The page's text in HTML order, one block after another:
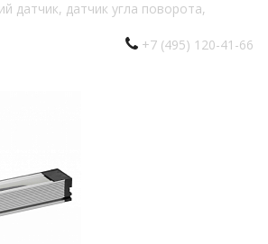
+7 (495) 120-41-66